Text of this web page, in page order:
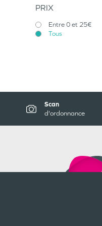
PRIX
Entre 0 et 25€
Tous
Scan
d'ordonnance